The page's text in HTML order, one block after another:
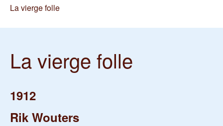
La vierge folle
La vierge folle
1912
Rik Wouters